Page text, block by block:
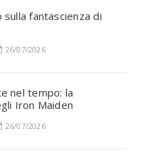
sulla fantascienza di
26/07/2026
nel tempo: la
Iron Maiden
26/07/2026